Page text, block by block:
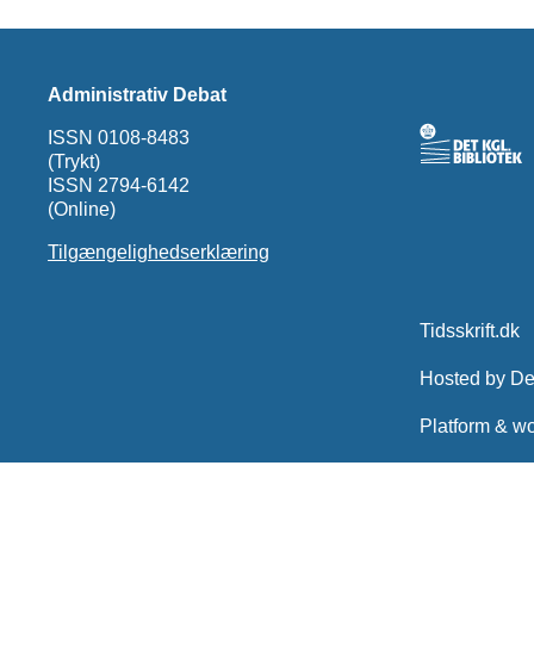
Administrativ Debat
ISSN 0108-8483
(Trykt)
ISSN 2794-6142
(Online)
Tilgængelighedserklæring